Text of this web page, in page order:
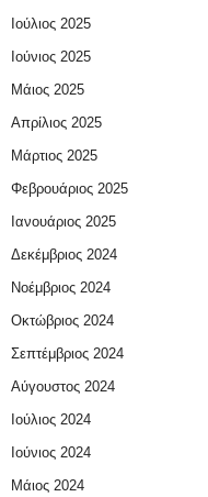
Ιούλιος 2025
Ιούνιος 2025
Μάιος 2025
Απρίλιος 2025
Μάρτιος 2025
Φεβρουάριος 2025
Ιανουάριος 2025
Δεκέμβριος 2024
Νοέμβριος 2024
Οκτώβριος 2024
Σεπτέμβριος 2024
Αύγουστος 2024
Ιούλιος 2024
Ιούνιος 2024
Μάιος 2024